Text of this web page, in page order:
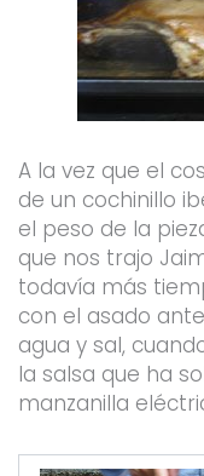
A la vez que el
de un cochinillo
el peso de la
que nos trajo
todavía más
con el asado
agua y sal,
la salsa que ha
manzanilla